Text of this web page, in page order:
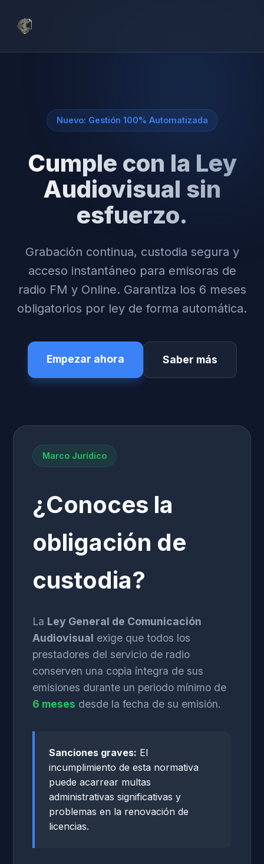
Nuevo: Gestión 100% Automatizada
Cumple con la Ley
Audiovisual sin
esfuerzo.
Grabación continua, custodia segura y
acceso instantáneo para emisoras de
radio FM y Online. Garantiza los 6 meses
obligatorios por ley de forma automática.
Empezar ahora Saber más
Marco Jurídico
¿Conoces la
obligación de
custodia?
La Ley General de Comunicación
Audiovisual exige que todos los
prestadores del servicio de radio
conserven una copia íntegra de sus
emisiones durante un periodo mínimo de
6 meses desde la fecha de su emisión.
Sanciones graves: El
incumplimiento de esta normativa
puede acarrear multas
administrativas significativas y
problemas en la renovación de
licencias.